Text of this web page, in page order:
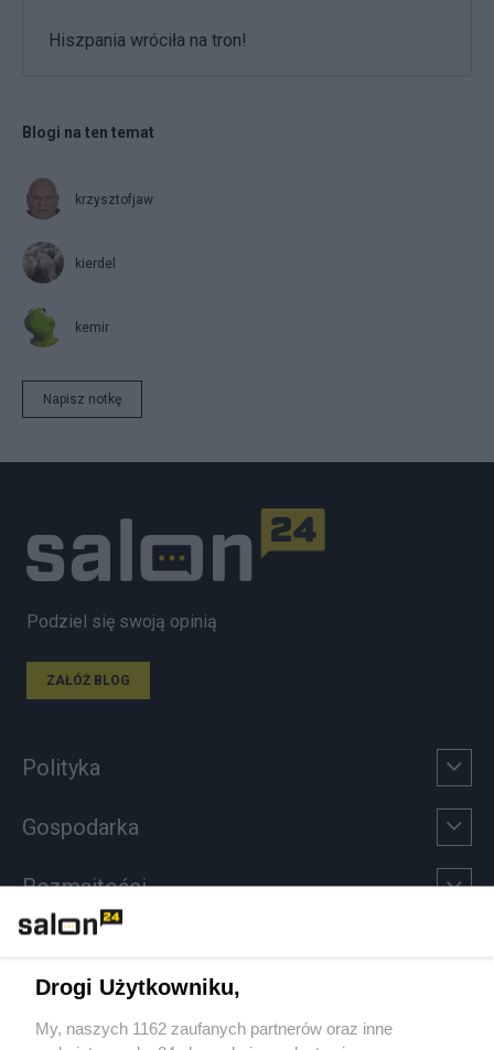
Hiszpania wróciła na tron!
Blogi na ten temat
krzysztofjaw
kierdel
kemir
Napisz notkę
Podziel się swoją opinią
ZAŁÓŻ BLOG
Polityka
Gospodarka
Rozmaitości
Sport
Drogi Użytkowniku,
My, naszych 1162 zaufanych partnerów oraz inne